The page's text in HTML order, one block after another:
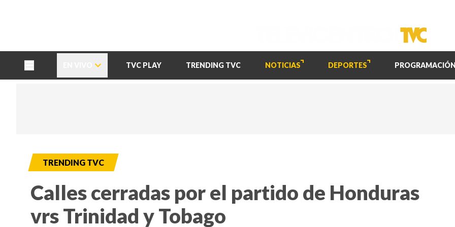
TVC PLAY TRENDING TVC NOTICIAS DEPORTES PROGRAMACIÓN
TRENDING TVC
Calles cerradas por el partido de Honduras
vrs Trinidad y Tobago